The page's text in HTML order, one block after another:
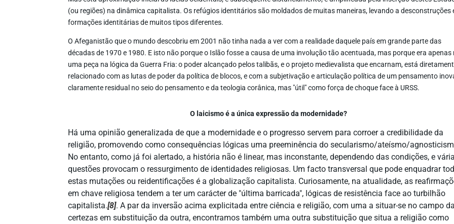
(ou regiões) na dinâmica capitalista. Os refúgios identitários são moldados de muitas maneiras, levando a desconstruções
formações identitárias de muitos tipos diferentes.
O Afeganistão que o mundo descobriu em 2001 não tinha nada a ver com a realidade daquele país em grande parte das
décadas de 1970 e 1980. E isto não porque o Islão fosse a causa de uma involução tão acentuada, mas porque era apenas
uma peça na lógica da Guerra Fria: o poder alcançado pelos talibãs, e o projeto medievalista que encarnam, está
relacionado com as lutas de poder da política de blocos, e com a subjetivação e articulação política de um pensamento
claramente residual no seio do pensamento e da teologia corânica, mas "útil" como força de choque face à URSS.
O laicismo é a única expressão da modernidade?
Há uma opinião generalizada de que a modernidade e o progresso servem para corroer a credibilidade da
religião, promovendo como consequências lógicas uma preeminência do secularismo/ateísmo/
No entanto, como já foi alertado, a história não é linear, mas inconstante, dependendo das condições, e
questões provocam o ressurgimento de identidades religiosas. Um facto transversal que pode enquadrar
estas mutações ou reidentificações é a globalização capitalista. Curiosamente, na atualidade, as
em chave religiosa tendem a ter um carácter de "última barricada", lógicas de resistência face ao turbilhão
capitalista.[8]. A par da inversão acima explicitada entre ciência e religião, com uma a situar-se no campo
certezas em substituição da outra, encontramos também uma outra substituição que situa a religião como